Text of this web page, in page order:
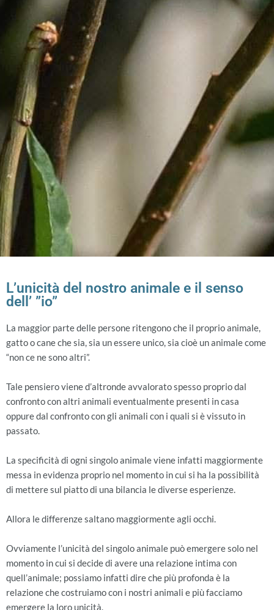
L’unicità del nostro animale e il senso
dell’ ”io”
La maggior parte delle persone ritengono che il proprio animale,
gatto o cane che sia, sia un essere unico, sia cioè un animale come
“non ce ne sono altri”.
Tale pensiero viene d’altronde avvalorato spesso proprio dal
confronto con altri animali eventualmente presenti in casa
oppure dal confronto con gli animali con i quali si è vissuto in
passato.
La specificità di ogni singolo animale viene infatti maggiormente
messa in evidenza proprio nel momento in cui si ha la possibilità
di mettere sul piatto di una bilancia le diverse esperienze.
Allora le differenze saltano maggiormente agli occhi.
Ovviamente l’unicità del singolo animale può emergere solo nel
momento in cui si decide di avere una relazione intima con
quell’animale; possiamo infatti dire che più profonda è la
relazione che costruiamo con i nostri animali e più facciamo
emergere la loro unicità.